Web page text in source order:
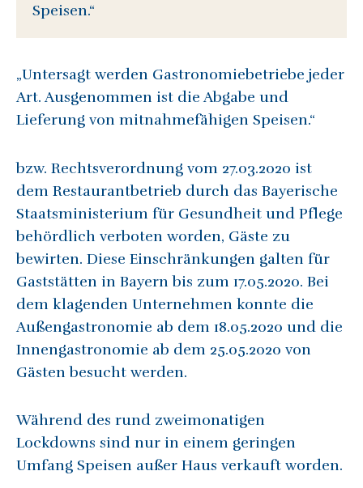
Speisen.“
„Untersagt werden Gastronomiebetriebe jeder
Art. Ausgenommen ist die Abgabe und
Lieferung von mitnahmefähigen Speisen.“
bzw. Rechtsverordnung vom 27.03.2020 ist
dem Restaurantbetrieb durch das Bayerische
Staatsministerium für Gesundheit und Pflege
behördlich verboten worden, Gäste zu
bewirten. Diese Einschränkungen galten für
Gaststätten in Bayern bis zum 17.05.2020. Bei
dem klagenden Unternehmen konnte die
Außengastronomie ab dem 18.05.2020 und die
Innengastronomie ab dem 25.05.2020 von
Gästen besucht werden.
Während des rund zweimonatigen
Lockdowns sind nur in einem geringen
Umfang Speisen außer Haus verkauft worden.